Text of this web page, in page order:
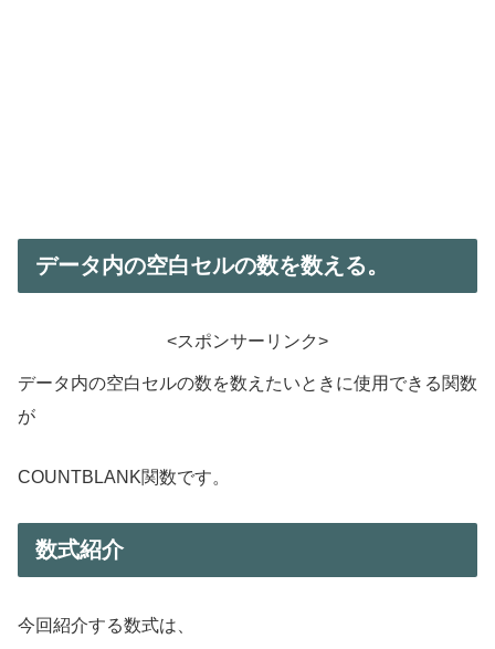
データ内の空白セルの数を数える。
<スポンサーリンク>
データ内の空白セルの数を数えたいときに使用できる関数
が
COUNTBLANK関数です。
数式紹介
今回紹介する数式は、